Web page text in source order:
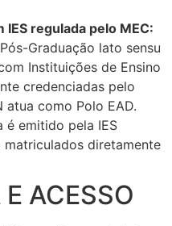
regulada pelo MEC:
Graduação lato sensu
Instituições de Ensino
credenciadas pelo
atua como Polo EAD.
é emitido pela IES
matriculados diretamente
ACESSO